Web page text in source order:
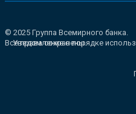
© 2025 Группа Всемирного банка.
Все права сохранены.
Уведомление о порядке